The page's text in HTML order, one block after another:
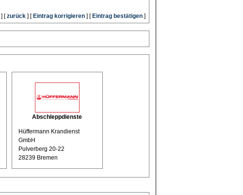
] [zurück ] [Eintrag korrigieren ] [Eintrag bestätigen ]
Abschleppdienste
Hüffermann Krandienst
GmbH
Pulverberg 20-22
28239 Bremen